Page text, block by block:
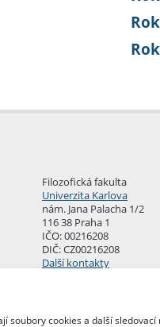
soubory cookies a další
Filozofická fakulta
Univerzita Karlova
nám. Jana Palacha 1/2
116 38 Praha 1
IČO: 00216208
DIČ: CZ00216208
Další kontakty